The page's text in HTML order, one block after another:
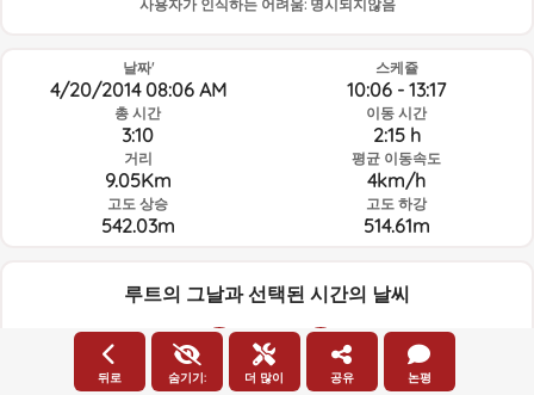
사용자가 인식하는 어려움: 명시되지않음
날짜'
4/20/2014 08:06 AM
총 시간
3:10
거리
9.05Km
고도 상승
542.03m
스케쥴
10:06 - 13:17
이동 시간
2:15 h
평균 이동속도
4km/h
고도 하강
514.61m
루트의 그날과 선택된 시간의 날씨
08:00
뒤로 숨기기: 더 많이 공유 논평